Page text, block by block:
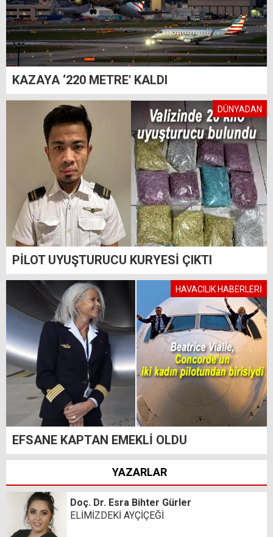
KAZAYA ‘220 METRE' KALDI
DÜNYADAN
PİLOT UYUŞTURUCU KURYESİ ÇIKTI
HAVACILIK HABERLERİ
EFSANE KAPTAN EMEKLİ OLDU
YAZARLAR
Doç. Dr. Esra Bihter Gürler
ELİMİZDEKİ AYÇİÇEĞİ